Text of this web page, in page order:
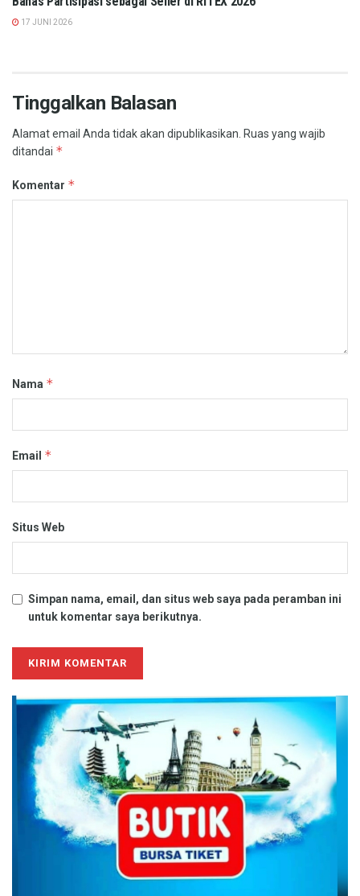
17 JUNI 2026
Tinggalkan Balasan
Alamat email Anda tidak akan dipublikasikan. Ruas yang wajib
ditandai *
Komentar *
Nama *
Email *
Situs Web
Simpan nama, email, dan situs web saya pada peramban ini
untuk komentar saya berikutnya.